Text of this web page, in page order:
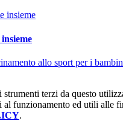
allo sport per i
strumenti terzi da questo
al funzionamento ed utili alle
.